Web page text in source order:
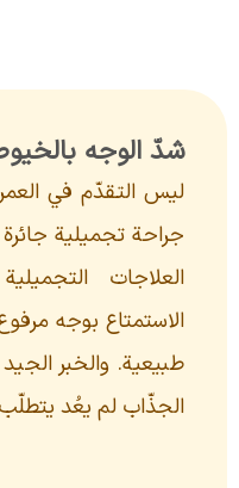
شدّ الوجه
ليس التقدّم في
جراحة تجميلية
العلاجات
الاستمتاع بوجه
طبيعية. والخبر
الجذّاب لم يعُد